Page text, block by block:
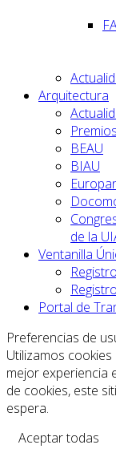
Arquitectura
BEAU
BIAU
de la
Ventanilla
Portal de
Preferencias de
Utilizamos
mejor experiencia
de cookies, este
espera.
Aceptar todas